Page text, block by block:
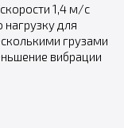
1,4 м/с
нагрузку для
грузами
вибрации